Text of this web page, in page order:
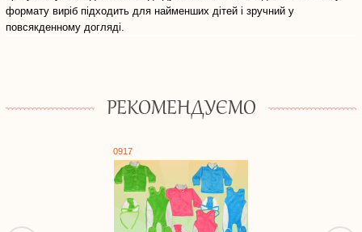
формату виріб підходить для найменших дітей і зручний у
повсякденному догляді.
РЕКОМЕНДУЄМО
0917